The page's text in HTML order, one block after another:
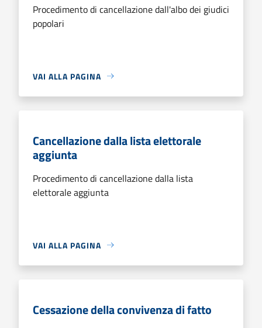
Procedimento di cancellazione dall'albo dei giudici
popolari
VAI ALLA PAGINA
Cancellazione dalla lista elettorale
aggiunta
Procedimento di cancellazione dalla lista
elettorale aggiunta
VAI ALLA PAGINA
Cessazione della convivenza di fatto